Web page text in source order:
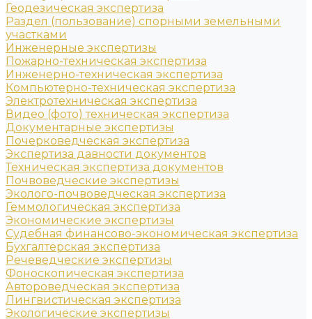
Геодезическая экспертиза
Раздел (пользование) спорными земельными
участками
Инженерные экспертизы
Пожарно-техническая экспертиза
Инженерно-техническая экспертиза
Компьютерно-техническая экспертиза
Электротехническая экспертиза
Видео (фото) техническая экспертиза
Документарные экспертизы
Почерковедческая экспертиза
Экспертиза давности документов
Техническая экспертиза документов
Почвоведческие экспертизы
Эколого-почвоведческая экспертиза
Геммологическая экспертиза
Экономические экспертизы
Судебная финансово-экономическая экспертиза
Бухгалтерская экспертиза
Речеведческие экспертизы
Фоноскопическая экспертиза
Автороведческая экспертиза
Лингвистическая экспертиза
Экологические экспертизы